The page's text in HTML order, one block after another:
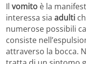
Il vomito è la
interessa sia adulti
numerose possibili
consiste
attraverso la bocca.